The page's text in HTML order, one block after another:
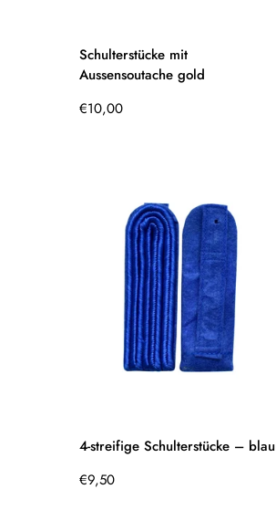
Schulterstücke mit
Aussensoutache gold
Regulärer
€10,00
4-streifige Schulterstücke – blau
Regulärer
€9,50